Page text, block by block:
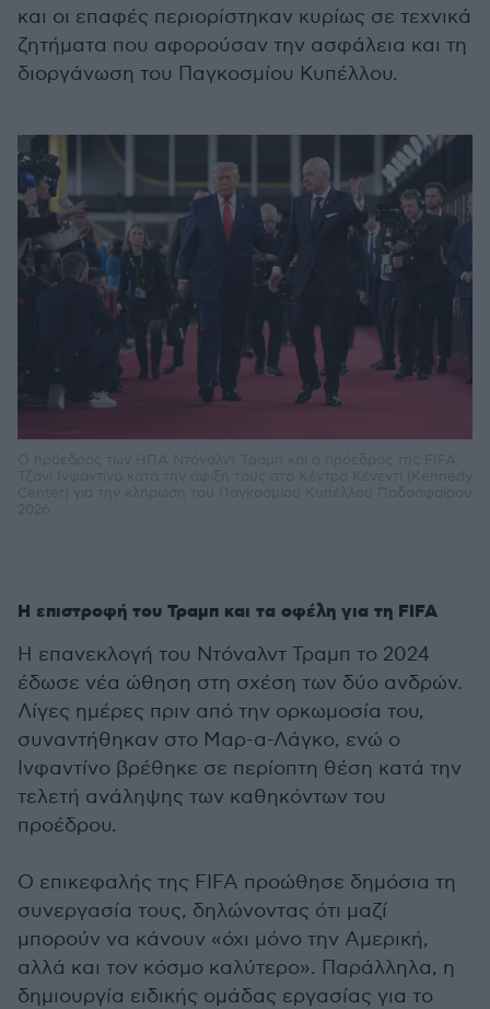
και οι επαφές περιορίστηκαν κυρίως σε τεχνικά
ζητήματα που αφορούσαν την ασφάλεια και τη
διοργάνωση του Παγκοσμίου Κυπέλλου.
Η επιστροφή του Τραμπ και τα οφέλη για τη FIFA
Η επανεκλογή του Ντόναλντ Τραμπ το 2024
έδωσε νέα ώθηση στη σχέση των δύο ανδρών.
Λίγες ημέρες πριν από την ορκωμοσία του,
συναντήθηκαν στο Μαρ-α-Λάγκο, ενώ ο
Ινφαντίνο βρέθηκε σε περίοπτη θέση κατά την
τελετή ανάληψης των καθηκόντων του
προέδρου.
Ο επικεφαλής της FIFA προώθησε δημόσια τη
συνεργασία τους, δηλώνοντας ότι μαζί
μπορούν να κάνουν «όχι μόνο την Αμερική,
αλλά και τον κόσμο καλύτερο». Παράλληλα, η
δημιουργία ειδικής ομάδας εργασίας για το